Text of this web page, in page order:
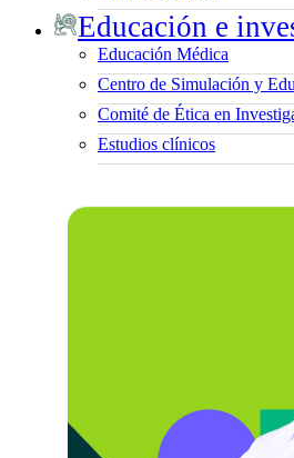
Educación e
Educación Médica
Centro de Simulación y
Comité de Ética en
Estudios clínicos